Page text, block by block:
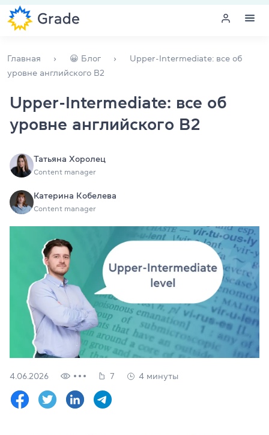
Обучение для преподавателей
Подготовка к экзаменам
Экзаменационный центр
Больше о нас
Проверитьсвойуровень
Оставить заявку
Язык сайта
(044) 580 11 00
Главная 😀 Блог
Upper-Intermediate: все об
уровне английского B2
Upper-Intermediate: все об
уровне английского B2
Татьяна Хоролец
Content manager
Катерина Кобелева
Content manager
4.06.2026 7 4 минуты